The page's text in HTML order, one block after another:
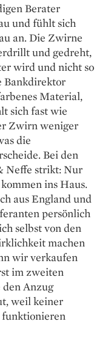
Berater
und fühlt sich
an. Die Zwirne
und gedreht,
wird und nicht so
Bankdirektor
Material,
sich fast wie
Zwirn weniger
die
Bei den
Neffe strikt: Nur
ins Haus.
aus England und
persönlich
selbst von den
machen
wir verkaufen
im zweiten
Anzug
weil keiner
funktionieren